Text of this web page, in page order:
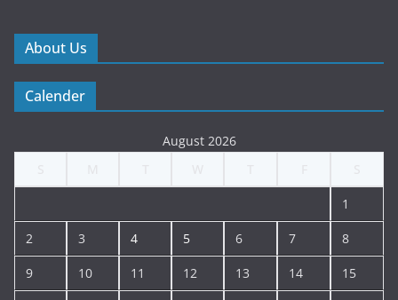
About Us
Calender
August 2026
1
2 3 4 5 6 7 8
9 10 11 12 13 14 15